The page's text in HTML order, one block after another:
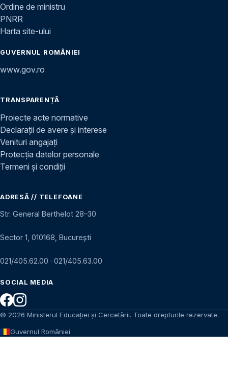
Ordine de ministru
PNRR
Harta site-ului
GUVERNUL ROMÂNIEI
www.gov.ro
TRANSPARENȚĂ
Proiecte acte normative
Declarații de avere și interese
Venituri angajați
Protecția datelor personale
Termeni și condiții
ADRESĂ // TELEFOANE
Str. General Berthelot 28–30
Sector 1, 010168, București
021/405.62.00 · 021/405.63.00
SOCIAL MEDIA
© 2026 Ministerul Educației și Cercetării. Toate drepturile rezervate.
Guvernul României